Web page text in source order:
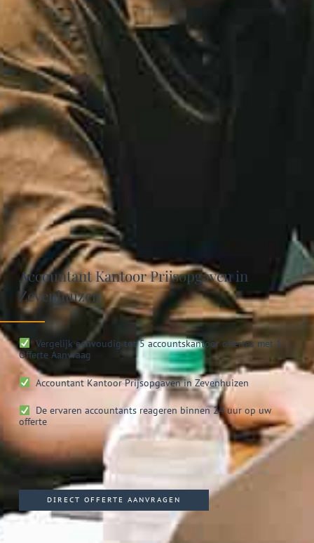
Accountant Kantoor Prijsopgaven in
Zevenhuizen
Vergelijk eenvoudig tot 5 accountskantoor offertes met 1
Offerte Aanvraag
Accountant KantoorPrijsopgaven in Zevenhuizen
De ervaren accountants reageren binnen 24 uur op uw
offerte
DIRECT OFFERTE AANVRAGEN